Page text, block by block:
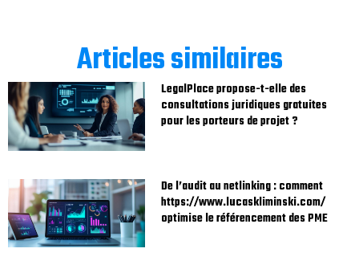
Articles similaires
LegalPlace propose-t-elle des
consultations juridiques gratuites
pour les porteurs de projet ?
De l’audit au netlinking : comment
https://www.lucaskliminski.com/
optimise le référencement des PME